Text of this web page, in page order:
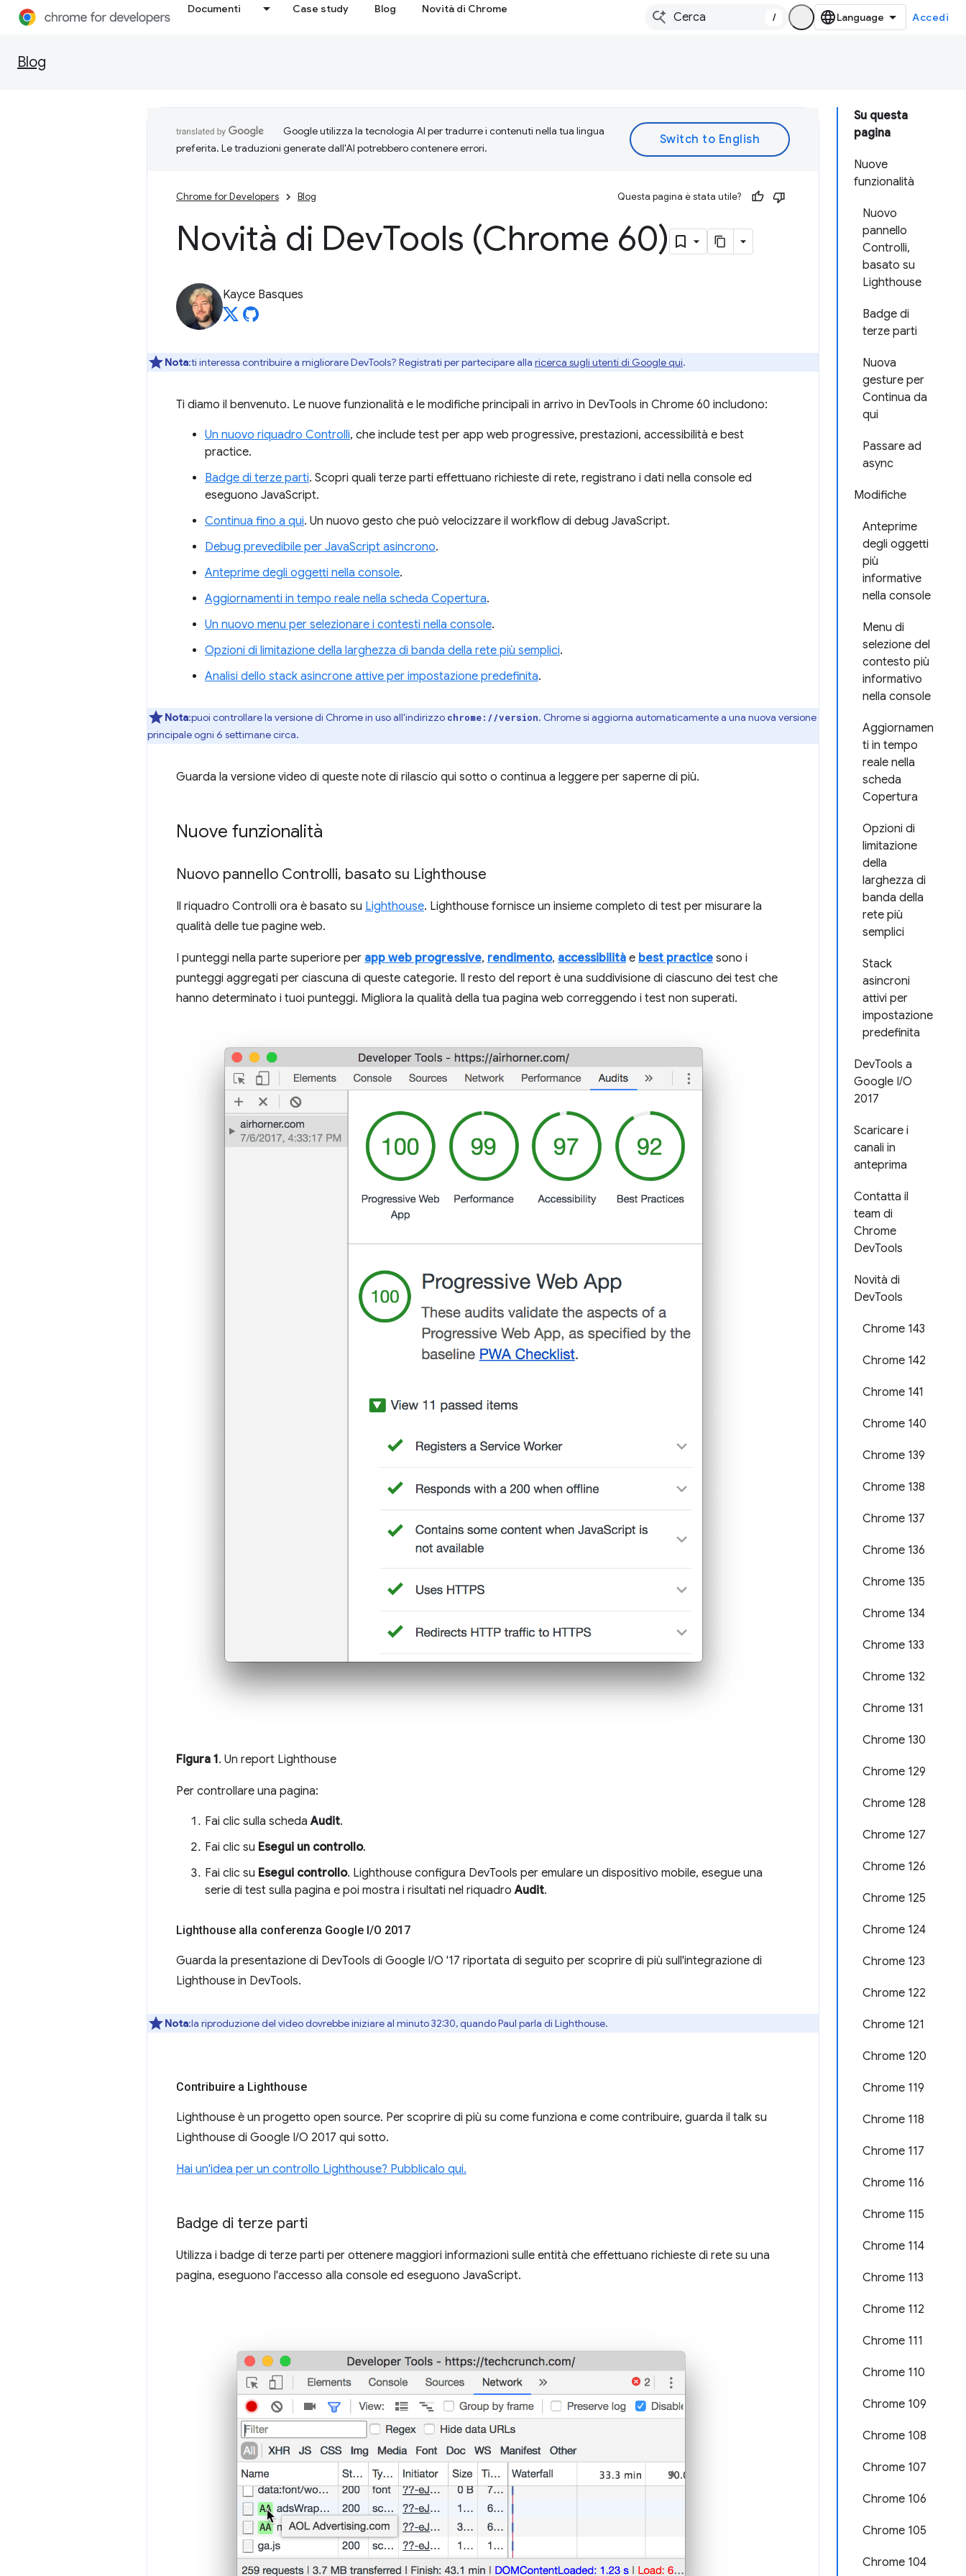
Documenti Case study Blog Novità di Chrome
/ Accedi
Blog
Su questa
pagina
Nuove
funzionalità
Nuovo
pannello
Controlli,
basato su
Lighthouse
Badge di
terze parti
Nuova
gesture per
Continua da
qui
Passare ad
async
Modifiche
Anteprime
degli oggetti
più
informative
nella console
Menu di
selezione del
contesto più
informativo
nella console
Aggiornamen
ti in tempo
reale nella
scheda
Copertura
Opzioni di
limitazione
della
larghezza di
banda della
rete più
semplici
Stack
asincroni
attivi per
impostazione
predefinita
DevTools a
Google I/O
2017
Scaricare i
canali in
anteprima
Contatta il
team di
Chrome
DevTools
Novità di
DevTools
Chrome 143
Chrome 142
Chrome 141
Chrome 140
Chrome 139
Chrome 138
Chrome 137
Chrome 136
Chrome 135
Chrome 134
Chrome 133
Chrome 132
Chrome 131
Chrome 130
Chrome 129
Chrome 128
Chrome 127
Chrome 126
Chrome 125
Chrome 124
Chrome 123
Chrome 122
Chrome 121
Chrome 120
Chrome 119
Chrome 118
Chrome 117
Chrome 116
Chrome 115
Chrome 114
Chrome 113
Chrome 112
Chrome 111
Chrome 110
Chrome 109
Chrome 108
Chrome 107
Chrome 106
Chrome 105
Chrome 104
Google utilizza la tecnologia AI per tradurre i contenuti nella tua lingua
preferita. Le traduzioni generate dall'AI potrebbero contenere errori.
Chrome for Developers Blog Questa pagina è stata utile?
Novità di DevTools (Chrome 60)
Kayce Basques
Nota:ti interessa contribuire a migliorare DevTools? Registrati per partecipare alla ricerca sugli utenti di Google qui.
Ti diamo il benvenuto. Le nuove funzionalità e le modifiche principali in arrivo in DevTools in Chrome 60 includono:
Un nuovo riquadro Controlli, che include test per app web progressive, prestazioni, accessibilità e best
practice.
Badge di terze parti. Scopri quali terze parti effettuano richieste di rete, registrano i dati nella console ed
eseguono JavaScript.
Continua fino a qui. Un nuovo gesto che può velocizzare il workflow di debug JavaScript.
Debug prevedibile per JavaScript asincrono.
Anteprime degli oggetti nella console.
Aggiornamenti in tempo reale nella scheda Copertura.
Un nuovo menu per selezionare i contesti nella console.
Opzioni di limitazione della larghezza di banda della rete più semplici.
Analisi dello stack asincrone attive per impostazione predefinita.
Nota:puoi controllare la versione di Chrome in uso all'indirizzo chrome://version. Chrome si aggiorna automaticamente a una nuova versione
principale ogni 6 settimane circa.
Guarda la versione video di queste note di rilascio qui sotto o continua a leggere per saperne di più.
Nuove funzionalità
Nuovo pannello Controlli, basato su Lighthouse
Il riquadro Controlli ora è basato su Lighthouse. Lighthouse fornisce un insieme completo di test per misurare la
qualità delle tue pagine web.
I punteggi nella parte superiore per app web progressive, rendimento, accessibilità e best practice sono i
punteggi aggregati per ciascuna di queste categorie. Il resto del report è una suddivisione di ciascuno dei test che
hanno determinato i tuoi punteggi. Migliora la qualità della tua pagina web correggendo i test non superati.
Figura 1. Un report Lighthouse
Per controllare una pagina:
Fai clic sulla schedaAudit.
Fai clic su Esegui un controllo.
Fai clic su Esegui controllo. Lighthouse configura DevTools per emulare un dispositivo mobile, esegue una
serie di test sulla pagina e poi mostra i risultati nel riquadroAudit.
Lighthouse alla conferenza Google I/O 2017
Guarda la presentazione di DevTools di Google I/O '17 riportata di seguito per scoprire di più sull'integrazione di
Lighthouse in DevTools.
Nota:la riproduzione del video dovrebbe iniziare al minuto 32:30, quando Paul parla di Lighthouse.
Contribuire a Lighthouse
Lighthouse è un progetto open source. Per scoprire di più su come funziona e come contribuire, guarda il talk su
Lighthouse di Google I/O 2017 qui sotto.
Hai un'idea per un controllo Lighthouse? Pubblicalo qui.
Badge di terze parti
Utilizza i badge di terze parti per ottenere maggiori informazioni sulle entità che effettuano richieste di rete su una
pagina, eseguono l'accesso alla console ed eseguono JavaScript.